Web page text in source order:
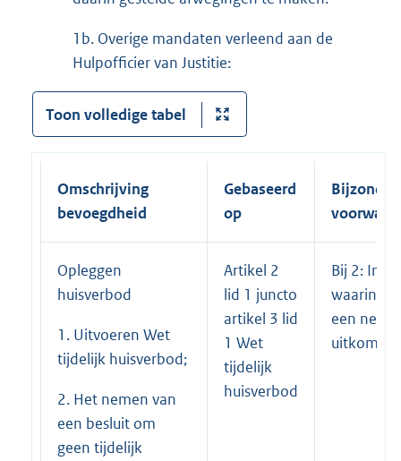
1b. Overige mandaten verleend aan de
Hulpofficier van Justitie:
Toon volledige tabel
Omschrijving
bevoegdheid
Gebaseerd
op
Opleggen
huisverbod
1. Uitvoeren Wet
tijdelijk huisverbod;
2. Het nemen van
een besluit om
geen tijdelijk
Artikel 2
lid 1 juncto
artikel 3 lid
1 Wet
tijdelijk
huisverbod
Bij 2: In
waarin
een
uitkomst